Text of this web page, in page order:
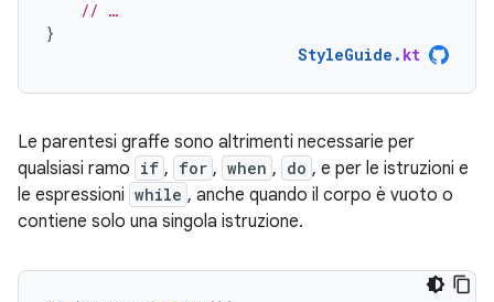
// …
}
StyleGuide . kt
Le parentesi graffe sono altrimenti necessarie per
qualsiasi ramo if , for , when , do , e per le istruzioni e
le espressioni while , anche quando il corpo è vuoto o
contiene solo una singola istruzione.